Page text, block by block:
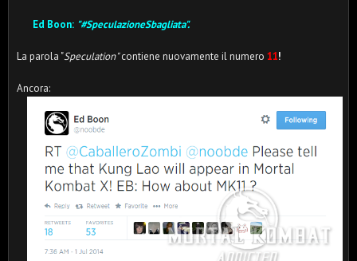
Ed Boon: "#SpeculazioneSbagliata".
La parola "Speculation"contiene nuovamente il numero 11!
Ancora: